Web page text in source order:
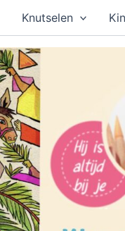
Knutselen